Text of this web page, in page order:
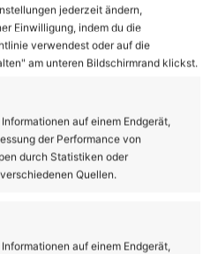
jederzeit ändern,
Einwilligung, indem du die
verwendest oder auf die
am unteren Bildschirmrand klickst.
auf einem Endgerät,
der Performance von
durch Statistiken oder
Quellen.
auf einem Endgerät,